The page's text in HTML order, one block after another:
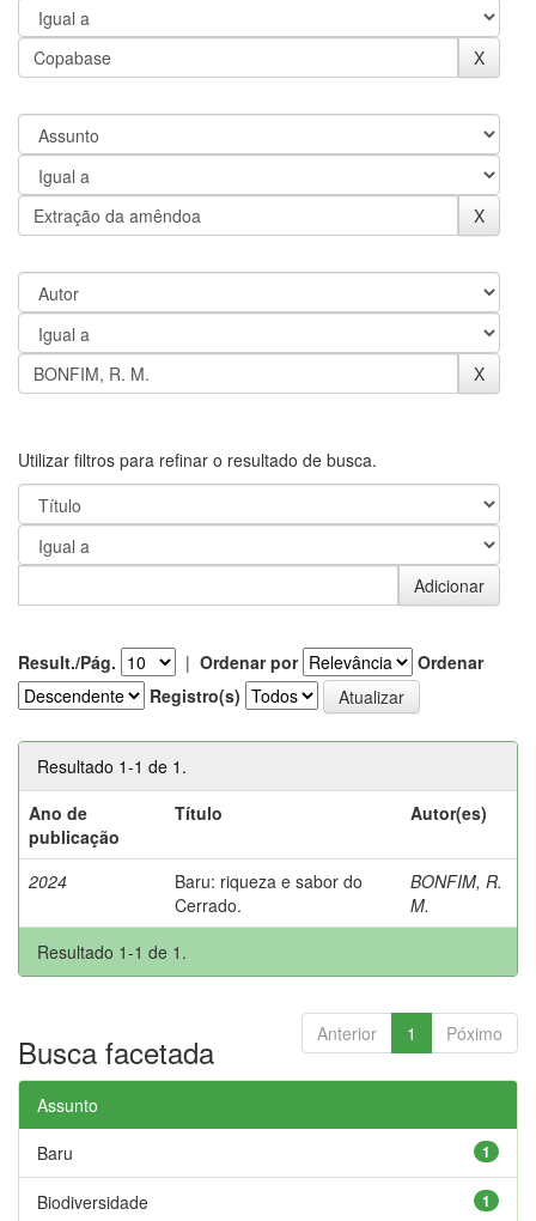
Utilizar filtros para refinar o resultado de busca.
Result./Pág. | Ordenar por
Ordenar
Registro(s)
Resultado 1-1 de 1.
Ano de
publicação
Título Autor(es)
2024
Baru: riqueza e sabor do
Cerrado.
BONFIM, R.
M.
Resultado 1-1 de 1.
Anterior 1 Póximo
Busca facetada
Assunto
1
Baru
1
Biodiversidade